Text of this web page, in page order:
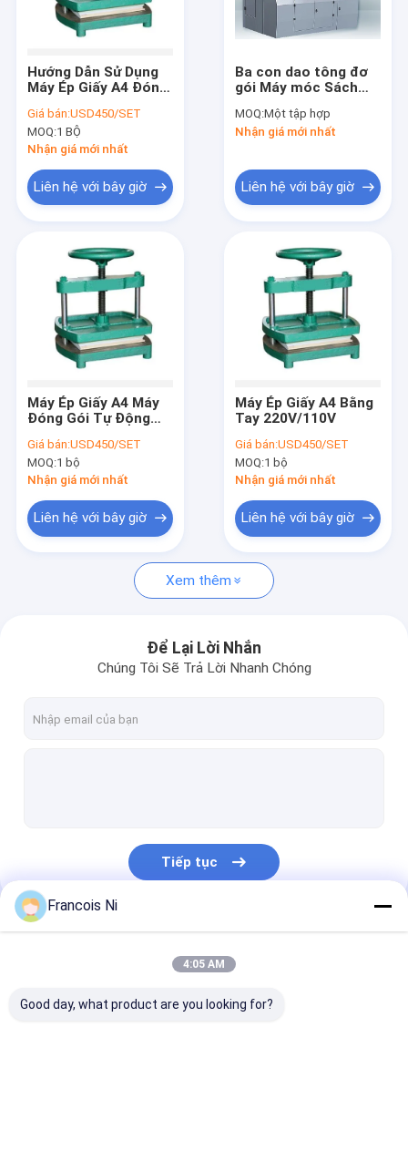
Các sản phẩm
Video
Về chúng tôi
Liên hệ chúng tôi
Tin tức
Thép cắt Rule
Die cắt tiêu hao
Sách Making Machine
Máy đóng gói tự động
Hướng Dẫn Sử Dụng
Máy Ép Giấy A4 Đóng
Giá bán:USD450/SET
MOQ:1 BỘ
Nhận giá mới nhất
Liên hệ với bây giờ
Ba con dao tông đơ
gói Máy móc Sách
MOQ:Một tập hợp
Nhận giá mới nhất
Liên hệ với bây giờ
Máy Ép Giấy A4 Máy
Đóng Gói Tự Động
Giá bán:USD450/SET
MOQ:1 bộ
Nhận giá mới nhất
Liên hệ với bây giờ
Máy Ép Giấy A4 Bằng
Tay 220V/110V
Giá bán:USD450/SET
MOQ:1 bộ
Nhận giá mới nhất
Liên hệ với bây giờ
Xem thêm
Để Lại Lời Nhắn
Chúng Tôi Sẽ Trả Lời Nhanh Chóng
Tiếp tục
Danh Mục Của Chúng Tôi
Francois Ni
4:05 AM
Good day, what product are you looking for?